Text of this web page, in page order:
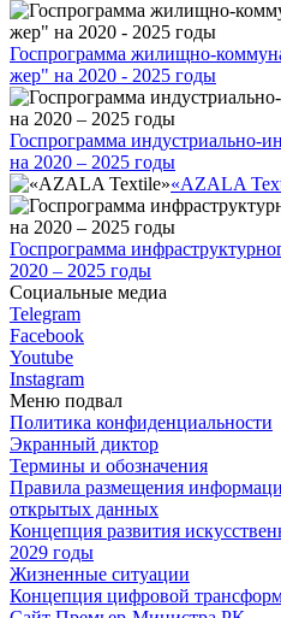
Госпрограмма жилищно-
жер" на 2020 - 2025 годы
Госпрограмма индустриально-
на 2020 – 2025 годы
«AZALA
Госпрограмма
2020 – 2025 годы
Социальные медиа
Telegram
Facebook
Youtube
Instagram
Меню подвал
Политика конфиденциальности
Экранный диктор
Термины и обозначения
Правила размещения
открытых данных
Концепция развития
2029 годы
Жизненные ситуации
Концепция цифровой